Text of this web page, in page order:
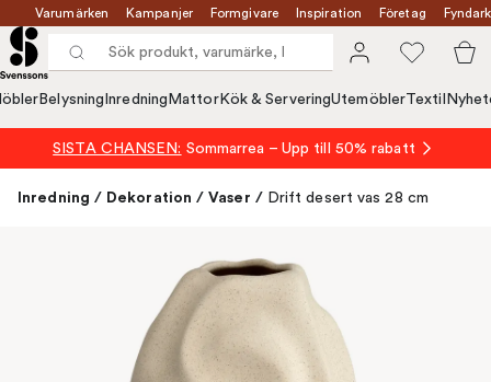
Varumärken Kampanjer Formgivare Inspiration Företag
Belysning Inredning MattorKök & ServeringUtemöblerTextil
SISTA CHANSEN: Sommarrea – Upp till 50% rabatt
Inredning / Dekoration / Vaser / Drift desert vas 28 cm